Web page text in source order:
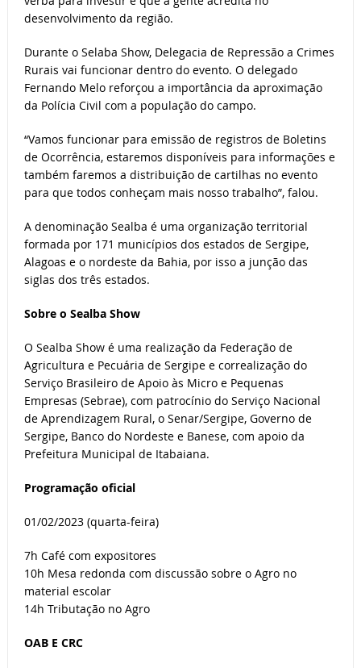
desenvolvimento da região.
Durante o Selaba Show, Delegacia de Repressão a Crimes
Rurais vai funcionar dentro do evento. O delegado
Fernando Melo reforçou a importância da aproximação
da Polícia Civil com a população do campo.
“Vamos funcionar para emissão de registros de Boletins
de Ocorrência, estaremos disponíveis para informações e
também faremos a distribuição de cartilhas no evento
para que todos conheçam mais nosso trabalho”, falou.
A denominação Sealba é uma organização territorial
formada por 171 municípios dos estados de Sergipe,
Alagoas e o nordeste da Bahia, por isso a junção das
siglas dos três estados.
Sobre o Sealba Show
O Sealba Show é uma realização da Federação de
Agricultura e Pecuária de Sergipe e correalização do
Serviço Brasileiro de Apoio às Micro e Pequenas
Empresas (Sebrae), com patrocínio do Serviço Nacional
de Aprendizagem Rural, o Senar/Sergipe, Governo de
Sergipe, Banco do Nordeste e Banese, com apoio da
Prefeitura Municipal de Itabaiana.
Programação oficial
01/02/2023 (quarta-feira)
7h Café com expositores
10h Mesa redonda com discussão sobre o Agro no
material escolar
14h Tributação no Agro
OAB E CRC